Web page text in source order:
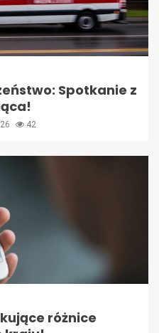
Spotkanie z
42
różnice